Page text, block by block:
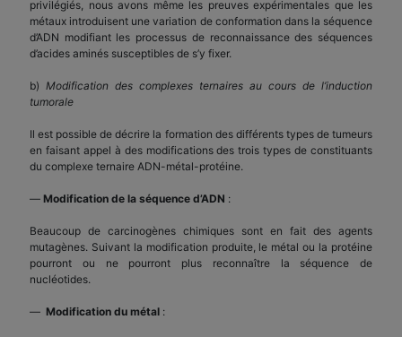
privilégiés, nous avons même les preuves expérimentales que les
métaux introduisent une variation de conformation dans la séquence
d’ADN modifiant les processus de reconnaissance des séquences
d’acides aminés susceptibles de s’y fixer.
b) Modification des complexes ternaires au cours de l’induction
tumorale
Il est possible de décrire la formation des différents types de tumeurs
en faisant appel à des modifications des trois types de constituants
du complexe ternaire ADN-métal-protéine.
— Modification de la séquence d’ADN :
Beaucoup de carcinogènes chimiques sont en fait des agents
mutagènes. Suivant la modification produite, le métal ou la protéine
pourront ou ne pourront plus reconnaître la séquence de
nucléotides.
— Modification du métal :